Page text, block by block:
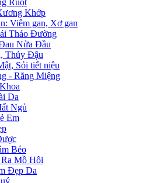
Ruột
Khớp
Viêm gan, Xơ gan
Tháo Đường
Nửa Đầu
Thủy Đậu
Sỏi tiết niệu
- Răng Miệng
Da
Ngủ
Em
Béo
Mồ Hôi
Đẹp Da